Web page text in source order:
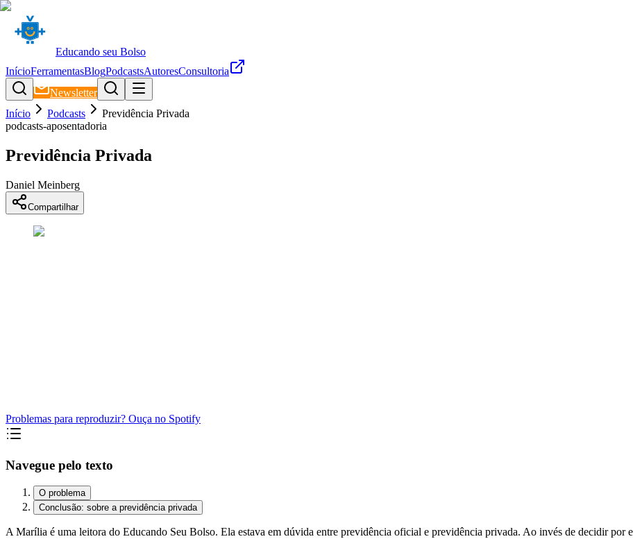
Educando seu Bolso
InícioFerramentasBlogPodcastsAutoresConsultoria
Newsletter
Início
Podcasts
Previdência Privada
podcasts-aposentadoria
Previdência Privada
Daniel Meinberg
Compartilhar
Problemas para reproduzir? Ouça no Spotify
Navegue pelo texto
O problema
Conclusão: sobre a previdência privada
A Marília é uma leitora do Educando Seu Bolso. Ela estava em dúvida entre previdência oficial e previdência privada. Ao invés de decidir por